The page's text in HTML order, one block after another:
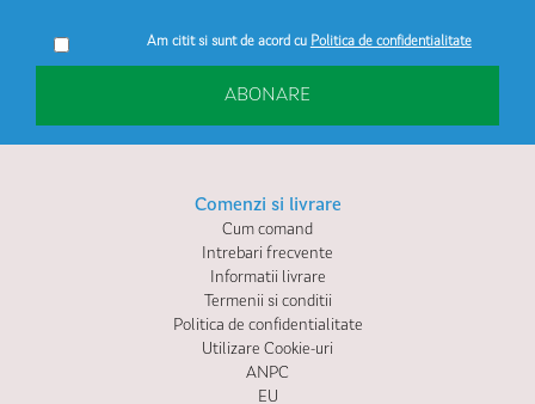
Am citit si sunt de acord cu Politica de confidentialitate
ABONARE
Comenzi si livrare
Cum comand
Intrebari frecvente
Informatii livrare
Termenii si conditii
Politica de confidentialitate
Utilizare Cookie-uri
ANPC
EU